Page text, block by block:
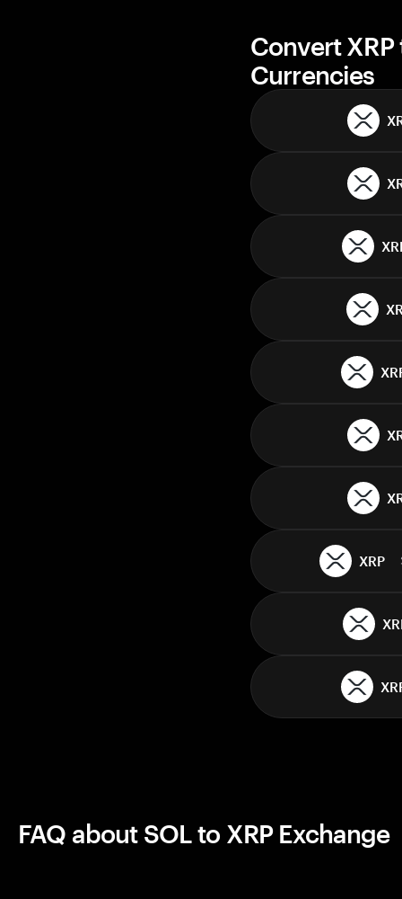
Convert
Currencies
XRP
FAQ about SOL to XRP Exchange